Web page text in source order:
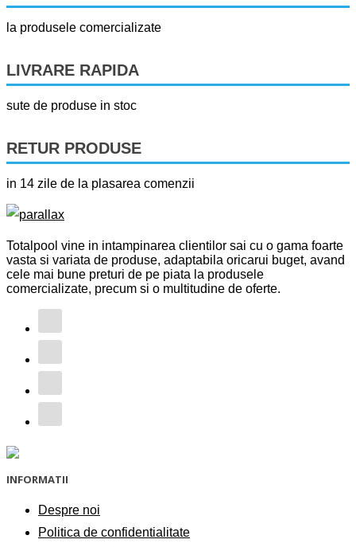
la produsele comercializate
LIVRARE RAPIDA
sute de produse in stoc
RETUR PRODUSE
in 14 zile de la plasarea comenzii
Totalpool vine in intampinarea clientilor sai cu o gama foarte
vasta si variata de produse, adaptabila oricarui buget, avand
cele mai bune preturi de pe piata la produsele
comercializate, precum si o multitudine de oferte.
INFORMATII
Despre noi
Politica de confidentialitate